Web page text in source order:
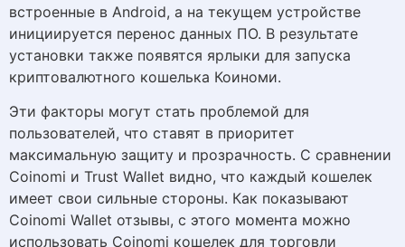
встроенные в Android, а на текущем устройстве
инициируется перенос данных ПО. В результате
установки также появятся ярлыки для запуска
криптовалютного кошелька Коиноми.
Эти факторы могут стать проблемой для
пользователей, что ставят в приоритет
максимальную защиту и прозрачность. С сравнении
Coinomi и Trust Wallet видно, что каждый кошелек
имеет свои сильные стороны. Как показывают
Coinomi Wallet отзывы, с этого момента можно
использовать Coinomi кошелек для торговли